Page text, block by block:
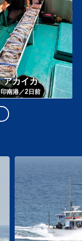
アカイカ
印南港／2日前